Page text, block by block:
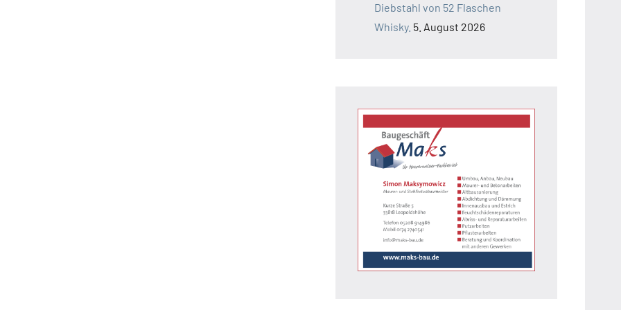
Diebstahl von 52 Flaschen
Whisky. 5. August 2026